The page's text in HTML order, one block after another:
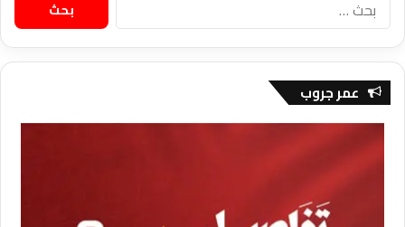
عن:
عمر جروب